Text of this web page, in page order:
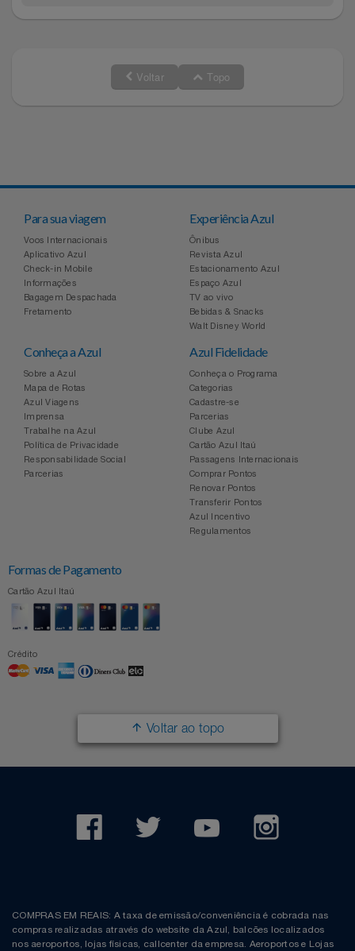
Voltar Topo
Para sua viagem
Voos Internacionais
Aplicativo Azul
Check-in Mobile
Informações
Bagagem Despachada
Fretamento
Experiência Azul
Ônibus
Revista Azul
Estacionamento Azul
Espaço Azul
TV ao vivo
Bebidas & Snacks
Walt Disney World
Conheça a Azul
Sobre a Azul
Mapa de Rotas
Azul Viagens
Imprensa
Trabalhe na Azul
Política de Privacidade
Responsabilidade Social
Parcerias
Azul Fidelidade
Conheça o Programa
Categorias
Cadastre-se
Parcerias
Clube Azul
Cartão Azul Itaú
Passagens Internacionais
Comprar Pontos
Renovar Pontos
Transferir Pontos
Azul Incentivo
Regulamentos
Formas de Pagamento
Cartão Azul Itaú
Crédito
Voltar ao topo
COMPRAS EM REAIS: A taxa de emissão/conveniência é cobrada nas
compras realizadas através do website da Azul, balcões localizados
nos aeroportos, lojas físicas, callcenter da empresa. Aeroportos e Lojas